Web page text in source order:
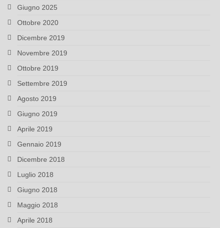
Giugno 2025
Ottobre 2020
Dicembre 2019
Novembre 2019
Ottobre 2019
Settembre 2019
Agosto 2019
Giugno 2019
Aprile 2019
Gennaio 2019
Dicembre 2018
Luglio 2018
Giugno 2018
Maggio 2018
Aprile 2018